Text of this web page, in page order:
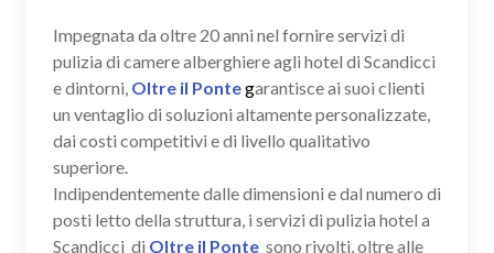
Impegnata da oltre 20 anni nel fornire servizi di
pulizia di camere alberghiere agli hotel di Scandicci
e dintorni, Oltre il Pontegarantisce ai suoi clienti
un ventaglio di soluzioni altamente personalizzate,
dai costi competitivi e di livello qualitativo
superiore.
Indipendentemente dalle dimensioni e dal numero di
posti letto della struttura, i servizi di pulizia hotel a
Scandicci di Oltre il Ponte sono rivolti, oltre alle